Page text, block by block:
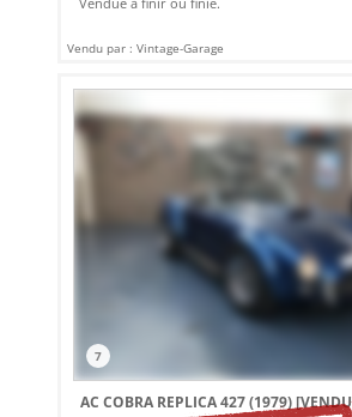
Vendu par : Vintage-Garage
7
AC COBRA REPLICA 427 (1979)